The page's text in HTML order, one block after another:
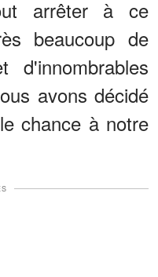
arrêter à ce
beaucoup de
avons décidé
chance à notre